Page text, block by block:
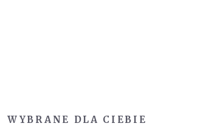
WYBRANE DLA CIEBIE